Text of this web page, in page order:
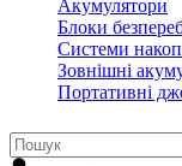
Акумулятори
Блоки
Системи
Зовнішні
Портативні